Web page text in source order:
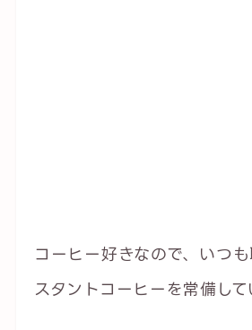
コーヒー好きなので、いつ
スタントコーヒーを常備して